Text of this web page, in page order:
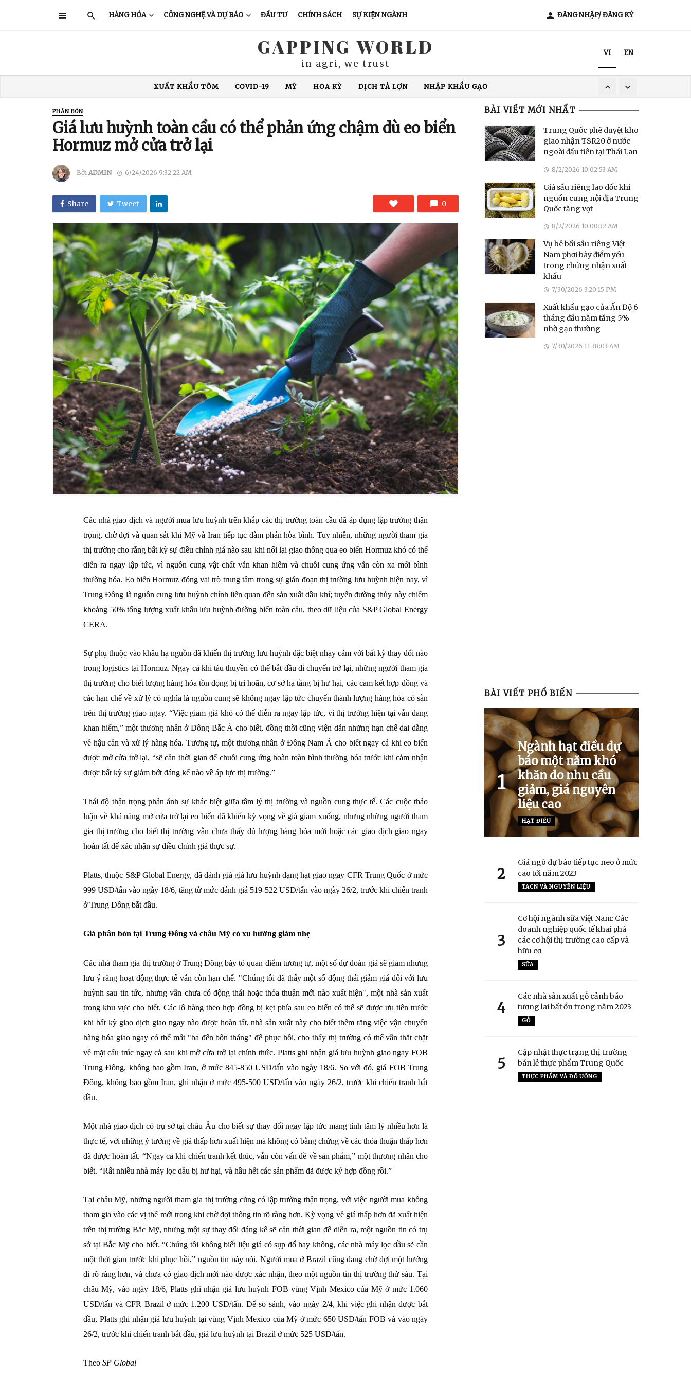
HÀNG HÓA CÔNG NGHỆ VÀ DỰ BÁO ĐẦU TƯ CHÍNH SÁCH SỰ KIỆN NGÀNH ĐĂNG NHẬP/ ĐĂNG KÝ
GAPPING WORLD
in agri, we trust
VI EN
XUẤT KHẨU TÔM DỊCH TẢ LỢN
NHẬP KHẨU GẠO
XUẤT KHẨU TÔM
COVID-19 MỸ HOA KỲ DỊCH TẢ LỢN NHẬP KHẨU GẠO
PHÂN BÓN
Giá lưu huỳnh toàn cầu có thể phản ứng chậm dù eo biển
Hormuz mở cửa trở lại
Bởi ADMIN 6/24/2026 9:32:22 AM
Share Tweet 0
Các nhà giao dịch và người mua lưu huỳnh trên khắp các thị trường toàn cầu đã áp dụng lập trường thận
trọng, chờ đợi và quan sát khi Mỹ và Iran tiếp tục đàm phán hòa bình. Tuy nhiên, những người tham gia
thị trường cho rằng bất kỳ sự điều chỉnh giá nào sau khi nối lại giao thông qua eo biển Hormuz khó có thể
diễn ra ngay lập tức, vì nguồn cung vật chất vẫn khan hiếm và chuỗi cung ứng vẫn còn xa mới bình
thường hóa. Eo biển Hormuz đóng vai trò trung tâm trong sự gián đoạn thị trường lưu huỳnh hiện nay, vì
Trung Đông là nguồn cung lưu huỳnh chính liên quan đến sản xuất dầu khí; tuyến đường thủy này chiếm
khoảng 50% tổng lượng xuất khẩu lưu huỳnh đường biển toàn cầu, theo dữ liệu của S&P Global Energy
CERA.
Sự phụ thuộc vào khâu hạ nguồn đã khiến thị trường lưu huỳnh đặc biệt nhạy cảm với bất kỳ thay đổi nào
trong logistics tại Hormuz. Ngay cả khi tàu thuyền có thể bắt đầu di chuyển trở lại, những người tham gia
thị trường cho biết lượng hàng hóa tồn đọng bị trì hoãn, cơ sở hạ tầng bị hư hại, các cam kết hợp đồng và
các hạn chế về xử lý có nghĩa là nguồn cung sẽ không ngay lập tức chuyển thành lượng hàng hóa có sẵn
trên thị trường giao ngay. “Việc giảm giá khó có thể diễn ra ngay lập tức, vì thị trường hiện tại vẫn đang
khan hiếm,” một thương nhân ở Đông Bắc Á cho biết, đồng thời cũng viện dẫn những hạn chế dai dẳng
về hậu cần và xử lý hàng hóa. Tương tự, một thương nhân ở Đông Nam Á cho biết ngay cả khi eo biển
được mở cửa trở lại, “sẽ cần thời gian để chuỗi cung ứng hoàn toàn bình thường hóa trước khi cảm nhận
được bất kỳ sự giảm bớt đáng kể nào về áp lực thị trường.”
Thái độ thận trọng phản ánh sự khác biệt giữa tâm lý thị trường và nguồn cung thực tế. Các cuộc thảo
luận về khả năng mở cửa trở lại eo biển đã khiến kỳ vọng về giá giảm xuống, nhưng những người tham
gia thị trường cho biết thị trường vẫn chưa thấy đủ lượng hàng hóa mới hoặc các giao dịch giao ngay
hoàn tất để xác nhận sự điều chỉnh giá thực sự.
Platts, thuộc S&P Global Energy, đã đánh giá giá lưu huỳnh dạng hạt giao ngay CFR Trung Quốc ở mức
999 USD/tấn vào ngày 18/6, tăng từ mức đánh giá 519-522 USD/tấn vào ngày 26/2, trước khi chiến tranh
ở Trung Đông bắt đầu.
Giá phân bón tại Trung Đông và châu Mỹ có xu hướng giảm nhẹ
Các nhà tham gia thị trường ở Trung Đông bày tỏ quan điểm tương tự, một số dự đoán giá sẽ giảm nhưng
lưu ý rằng hoạt động thực tế vẫn còn hạn chế. "Chúng tôi đã thấy một số động thái giảm giá đối với lưu
huỳnh sau tin tức, nhưng vẫn chưa có động thái hoặc thỏa thuận mới nào xuất hiện", một nhà sản xuất
trong khu vực cho biết. Các lô hàng theo hợp đồng bị kẹt phía sau eo biển có thể sẽ được ưu tiên trước
khi bất kỳ giao dịch giao ngay nào được hoàn tất, nhà sản xuất này cho biết thêm rằng việc vận chuyển
hàng hóa giao ngay có thể mất "ba đến bốn tháng" để phục hồi, cho thấy thị trường có thể vẫn thắt chặt
về mặt cấu trúc ngay cả sau khi mở cửa trở lại chính thức. Platts ghi nhận giá lưu huỳnh giao ngay FOB
Trung Đông, không bao gồm Iran, ở mức 845-850 USD/tấn vào ngày 18/6. So với đó, giá FOB Trung
Đông, không bao gồm Iran, ghi nhận ở mức 495-500 USD/tấn vào ngày 26/2, trước khi chiến tranh bắt
đầu.
Một nhà giao dịch có trụ sở tại châu Âu cho biết sự thay đổi ngay lập tức mang tính tâm lý nhiều hơn là
thực tế, với những ý tưởng về giá thấp hơn xuất hiện mà không có bằng chứng về các thỏa thuận thấp hơn
đã được hoàn tất. “Ngay cả khi chiến tranh kết thúc, vẫn còn vấn đề về sản phẩm,” một thương nhân cho
biết. “Rất nhiều nhà máy lọc dầu bị hư hại, và hầu hết các sản phẩm đã được ký hợp đồng rồi.”
Tại châu Mỹ, những người tham gia thị trường cũng có lập trường thận trọng, với việc người mua không
tham gia vào các vị thế mới trong khi chờ đợi thông tin rõ ràng hơn. Kỳ vọng về giá thấp hơn đã xuất hiện
trên thị trường Bắc Mỹ, nhưng một sự thay đổi đáng kể sẽ cần thời gian để diễn ra, một nguồn tin có trụ
sở tại Bắc Mỹ cho biết. “Chúng tôi không biết liệu giá có sụp đổ hay không, các nhà máy lọc dầu sẽ cần
một thời gian trước khi phục hồi,” nguồn tin này nói. Người mua ở Brazil cũng đang chờ đợi một hướng
đi rõ ràng hơn, và chưa có giao dịch mới nào được xác nhận, theo một nguồn tin thị trường thứ sáu. Tại
châu Mỹ, vào ngày 18/6, Platts ghi nhận giá lưu huỳnh FOB vùng Vịnh Mexico của Mỹ ở mức 1.060
USD/tấn và CFR Brazil ở mức 1.200 USD/tấn. Để so sánh, vào ngày 2/4, khi việc ghi nhận được bắt
đầu, Platts ghi nhận giá lưu huỳnh tại vùng Vịnh Mexico của Mỹ ở mức 650 USD/tấn FOB và vào ngày
26/2, trước khi chiến tranh bắt đầu, giá lưu huỳnh tại Brazil ở mức 525 USD/tấn.
Theo SP Global
BÀI VIẾT MỚI NHẤT
Trung Quốc phê duyệt kho
giao nhận TSR20 ở nước
ngoài đầu tiên tại Thái Lan
8/2/2026 10:02:53 AM
Giá sầu riêng lao dốc khi
nguồn cung nội địa Trung
Quốc tăng vọt
8/2/2026 10:00:32 AM
Vụ bê bối sầu riêng Việt
Nam phơi bày điểm yếu
trong chứng nhận xuất
khẩu
7/30/2026 3:20:15 PM
Xuất khẩu gạo của Ấn Độ 6
tháng đầu năm tăng 5%
nhờ gạo thường
7/30/2026 11:38:03 AM
BÀI VIẾT PHỔ BIẾN
1
Ngành hạt điều dự
báo một năm khó
khăn do nhu cầu
giảm, giá nguyên
liệu cao
HẠT ĐIỀU
2
Giá ngô dự báo tiếp tục neo ở mức
cao tới năm 2023
TACN VÀ NGUYÊN LIỆU
3
Cơ hội ngành sữa Việt Nam: Các
doanh nghiệp quốc tế khai phá
các cơ hội thị trường cao cấp và
hữu cơ
SỮA
4
Các nhà sản xuất gỗ cảnh báo
tương lai bất ổn trong năm 2023
GỖ
5
Cập nhật thực trạng thị trường
bán lẻ thực phẩm Trung Quốc
THỰC PHẨM VÀ ĐỒ UỐNG